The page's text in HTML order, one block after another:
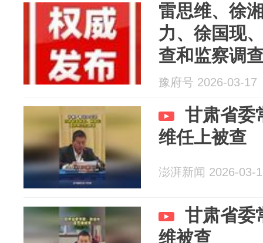
雷思维、徐
力、徐国现
查和监察调
豫府号 2026-03-17
甘肃省委
维任上被查
澎湃新闻 2026-03-
甘肃省委
维被查